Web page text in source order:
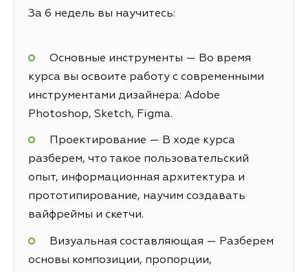
За 6 недель вы научитесь:
Основные инструменты — Во время
курса вы освоите работу с современными
инструментами дизайнера: Adobe
Photoshop, Sketch, Figma.
Проектирование — В ходе курса
разберем, что такое пользовательский
опыт, информационная архитектура и
прототипирование, научим создавать
вайфреймы и скетчи.
Визуальная составляющая — Разберем
основы композиции, пропорции,